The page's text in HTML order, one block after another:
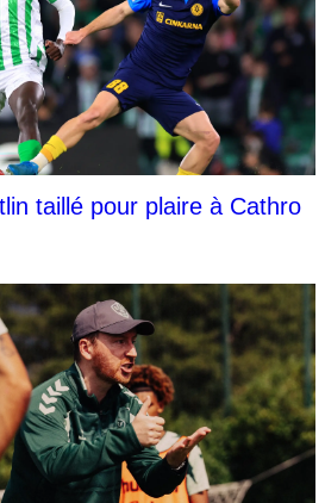
taillé pour plaire à Cathro